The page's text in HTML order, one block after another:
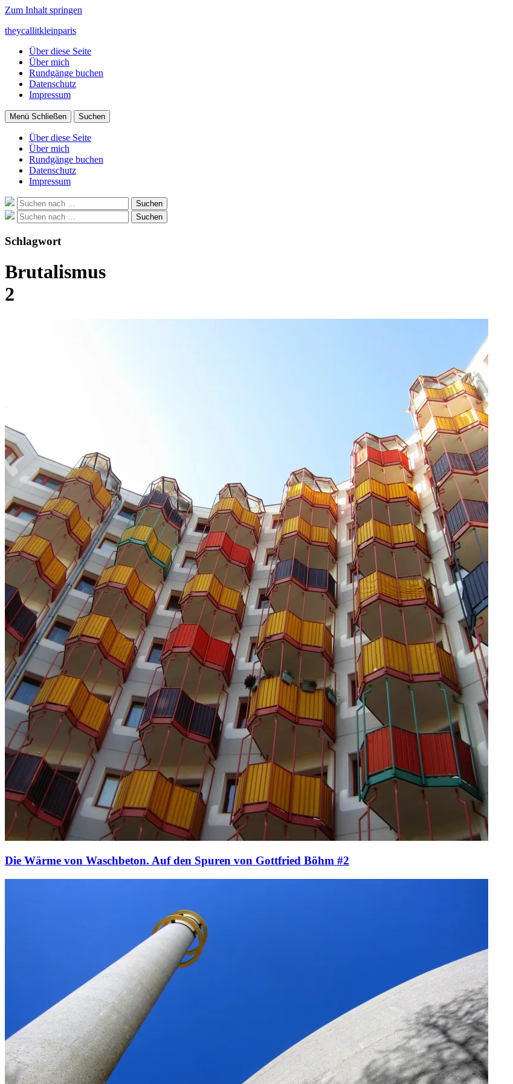
Zum Inhalt springen
theycallitkleinparis
Über diese Seite
Über mich
Rundgänge buchen
Datenschutz
Impressum
Menü Schließen Suchen
Über diese Seite
Über mich
Rundgänge buchen
Datenschutz
Impressum
Suche
nach:
Suchen
Suche
nach:
Suchen
Schlagwort
Brutalismus
2
Die Wärme von Waschbeton. Auf den Spuren von Gottfried Böhm #2